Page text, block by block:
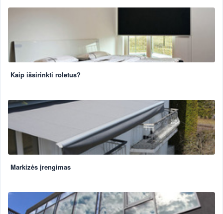
Kaip išsirinkti roletus?
Markizės įrengimas